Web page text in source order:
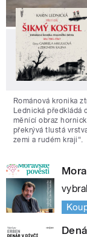
Románová kronika
Lednická předkládá
měnící obraz
překrývá tlustá
zemi a rudém kraji“.